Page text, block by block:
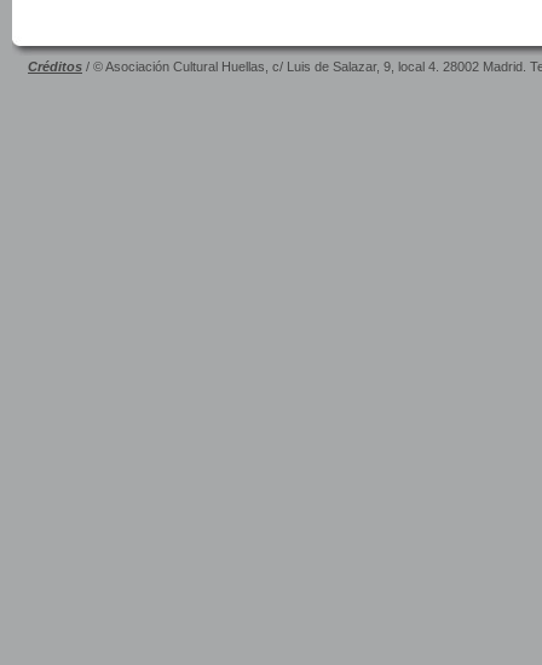
Créditos / © Asociación Cultural Huellas, c/ Luis de Salazar, 9, local 4. 28002 Madrid.